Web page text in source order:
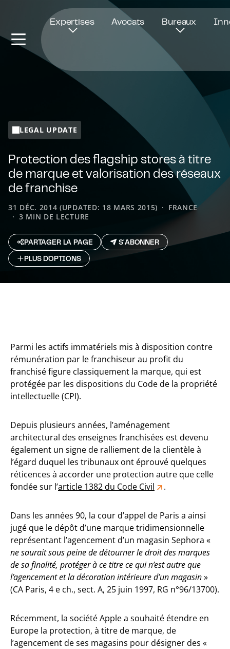
Expertises Avocats Bureaux
LEGAL UPDATE
Protection des flagship stores à titre
de marque et valorisation des réseaux
de franchise
31 DÉC. 2014 (UPDATED: 18 MARS 2015)
FRANCE
3 MIN DE LECTURE
PARTAGER LA PAGE
S'ABONNER
PLUS D`OPTIONS
Parmi les actifs immatériels mis à disposition contre
rémunération par le franchiseur au profit du
franchisé figure classiquement la marque, qui est
protégée par les dispositions du Code de la propriété
intellectuelle (CPI).
Depuis plusieurs années, l’aménagement
architectural des enseignes franchisées est devenu
également un signe de ralliement de la clientèle à
l’égard duquel les tribunaux ont éprouvé quelques
réticences à accorder une protection autre que celle
fondée sur l’article 1382 du Code Civil .
Dans les années 90, la cour d’appel de Paris a ainsi
jugé que le dépôt d’une marque tridimensionnelle
représentant l’agencement d’un magasin Sephora «
ne saurait sous peine de détourner le droit des marques
de sa finalité, protéger à ce titre ce qui n’est autre que
l’agencement et la décoration intérieure d’un magasin»
(CA Paris, 4 e ch., sect. A, 25 juin 1997, RG n°96/13700).
Récemment, la société Apple a souhaité étendre en
Europe la protection, à titre de marque, de
l’agencement de ses magasins pour désigner des «
Ouvre dans une nouvelle fenêtre